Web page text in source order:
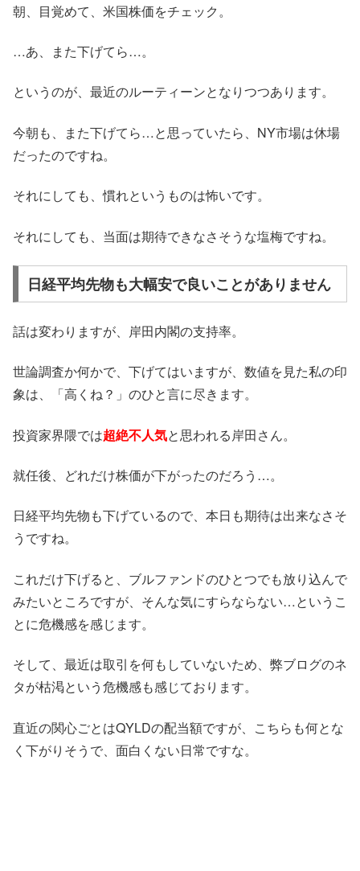
朝、目覚めて、米国株価をチェック。
…あ、また下げてら…。
というのが、最近のルーティーンとなりつつあります。
今朝も、また下げてら…と思っていたら、NY市場は休場
だったのですね。
それにしても、慣れというものは怖いです。
それにしても、当面は期待できなさそうな塩梅ですね。
日経平均先物も大幅安で良いことがありません
話は変わりますが、岸田内閣の支持率。
世論調査か何かで、下げてはいますが、数値を見た私の印
象は、「高くね？」のひと言に尽きます。
投資家界隈では超絶不人気と思われる岸田さん。
就任後、どれだけ株価が下がったのだろう…。
日経平均先物も下げているので、本日も期待は出来なさそ
うですね。
これだけ下げると、ブルファンドのひとつでも放り込んで
みたいところですが、そんな気にすらならない…というこ
とに危機感を感じます。
そして、最近は取引を何もしていないため、弊ブログのネ
タが枯渇という危機感も感じております。
直近の関心ごとはQYLDの配当額ですが、こちらも何とな
く下がりそうで、面白くない日常ですな。